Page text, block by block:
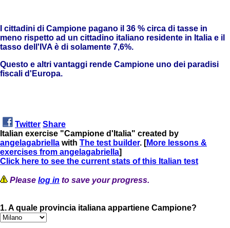
I cittadini di Campione pagano il 36 % circa di tasse in
meno rispetto ad un cittadino italiano residente in Italia e il
tasso dell'IVA è di solamente 7,6%.
Questo e altri vantaggi rende Campione uno dei paradisi
fiscali d'Europa.
Twitter Share
Italian exercise "Campione d'Italia" created by
angelagabriella with The test builder. [More lessons &
exercises from angelagabriella]
Click here to see the current stats of this Italian test
Please log in to save your progress.
1. A quale provincia italiana appartiene Campione?